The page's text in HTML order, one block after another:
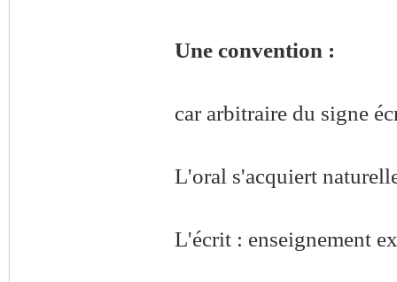
Une convention :
car arbitraire du signe
L'oral s'acquiert
L'écrit : enseignement